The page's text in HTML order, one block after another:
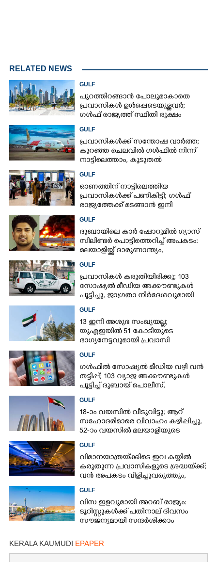
RELATED NEWS
GULF
പുറത്തിറങ്ങാൻ പോലുമാകാതെ
പ്രവാസികൾ ഉൾപ്പെടെയുള്ളവർ;
ഗൾഫ് രാജ്യത്ത് സ്ഥിതി രൂക്ഷം
GULF
പ്രവാസികൾക്ക് സന്തോഷ വാർത്ത;
കുറഞ്ഞ ചെലവിൽ ഗൾഫിൽ നിന്ന്
നാട്ടിലെത്താം,​ കൂടുതൽ
എക്സ്പ്രസ്
GULF
ഓണത്തിന് നാട്ടിലെത്തിയ
പ്രവാസികൾക്ക് പണികിട്ടി; ഗൾഫ്
രാജ്യത്തേക്ക് മടങ്ങാൻ ഇനി
GULF
ദുബായിലെ കാർ ഷോറൂമിൽ ഗ്യാസ്
സിലിണ്ടർ പൊട്ടിത്തെറിച്ച് അപകടം:
മലയാളിയ്ക്ക് ദാരുണാന്ത്യം,
GULF
പ്രവാസികൾ കരുതിയിരിക്കൂ; 103
സോഷ്യൽ മീഡിയ അക്കൗണ്ടുകൾ
പൂട്ടിച്ചു, ജാഗ്രതാ നിർദേശവുമായി
GULF
13 ഇനി അശുഭ സംഖ്യയല്ല;
യുഎഇയിൽ 51 കോടിയുടെ
ഭാഗ്യനേട്ടവുമായി പ്രവാസി
GULF
ഗൾഫിൽ സോഷ്യൽ മീഡിയ വഴി വൻ
തട്ടിപ്പ്; 103 വ്യാജ അക്കൗണ്ടുകൾ
പൂട്ടിച്ച് ദുബായ് പൊലീസ്,
GULF
18-ാം വയസിൽ വീടുവിട്ടു; ആറ്
സഹോദരിമാരെ വിവാഹം കഴിപ്പിച്ചു,
52-ാം വയസിൽ മലയാളിയുടെ
GULF
വിമാനയാത്രയ്‌ക്കിടെ ഇവ കയ്യിൽ
കരുതുന്ന പ്രവാസികളുടെ ശ്രദ്ധയ്‌ക്ക്;
വൻ അപകടം വിളിച്ചുവരുത്തും,
GULF
വിസ ഇളവുമായി അറബ് രാജ്യം:
ടൂറിസ്റ്റുകൾക്ക് പതിനാല് ദിവസം
സൗജന്യമായി സന്ദർശിക്കാം
KERALA KAUMUDI EPAPER